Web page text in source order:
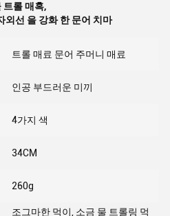
트롤 매혹,
외선 을 강화 한 문어 치마
트롤 매료 문어 주머니 매료
인공 부드러운 미끼
4가지 색
34CM
260g
조그마한 먹이, 소금 물 트롤링 먹